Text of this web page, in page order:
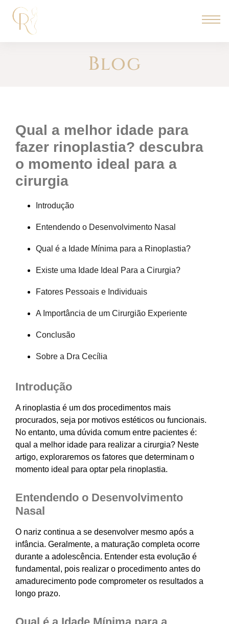
Blog
qual a melhor idade para
fazer rinoplastia? descubra
o momento ideal para a
cirurgia
Introdução
Entendendo o Desenvolvimento Nasal
Qual é a Idade Mínima para a Rinoplastia?
Existe uma Idade Ideal Para a Cirurgia?
Fatores Pessoais e Individuais
A Importância de um Cirurgião Experiente
Conclusão
Sobre a Dra Cecília
Introdução
A rinoplastia é um dos procedimentos mais
procurados, seja por motivos estéticos ou funcionais.
No entanto, uma dúvida comum entre pacientes é:
qual a melhor idade para realizar a cirurgia? Neste
artigo, exploraremos os fatores que determinam o
momento ideal para optar pela rinoplastia.
Entendendo o Desenvolvimento
Nasal
O nariz continua a se desenvolver mesmo após a
infância. Geralmente, a maturação completa ocorre
durante a adolescência. Entender esta evolução é
fundamental, pois realizar o procedimento antes do
amadurecimento pode comprometer os resultados a
longo prazo.